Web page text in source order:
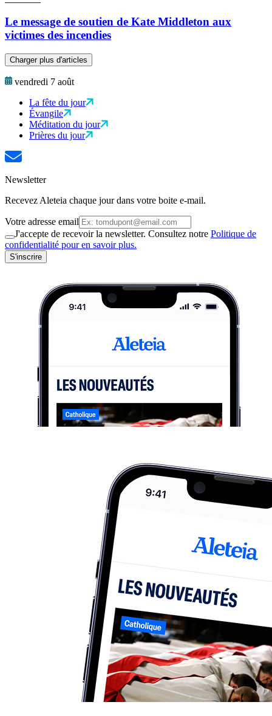
Le message de soutien de Kate Middleton aux
victimes des incendies
Charger plus d'articles
vendredi 7 août
La fête du jour
Évangile
Méditation du jour
Prières du jour
Newsletter
Recevez Aleteia chaque jour dans votre boite e-mail.
Votre adresse email
J'accepte de recevoir la newsletter. Consultez notre Politique de
confidentialité pour en savoir plus.
S'inscrire